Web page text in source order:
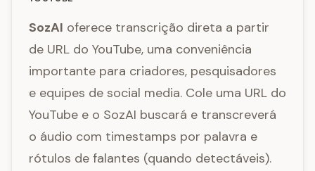
SozAI oferece transcrição direta a partir
de URL do YouTube, uma conveniência
importante para criadores, pesquisadores
e equipes de social media. Cole uma URL do
YouTube e o SozAI buscará e transcreverá
o áudio com timestamps por palavra e
rótulos de falantes (quando detectáveis).